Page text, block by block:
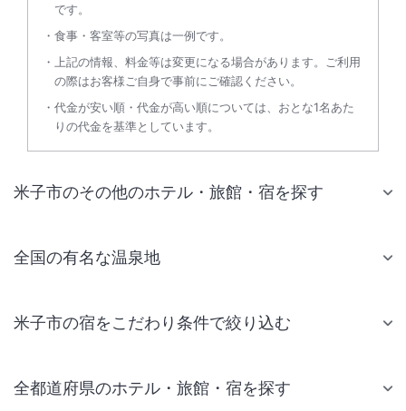
です。
食事・客室等の写真は一例です。
上記の情報、料金等は変更になる場合があります。ご利用
の際はお客様ご自身で事前にご確認ください。
代金が安い順・代金が高い順については、おとな1名あた
りの代金を基準としています。
米子市のその他のホテル・旅館・宿を探す
全国の有名な温泉地
米子市の宿をこだわり条件で絞り込む
全都道府県のホテル・旅館・宿を探す